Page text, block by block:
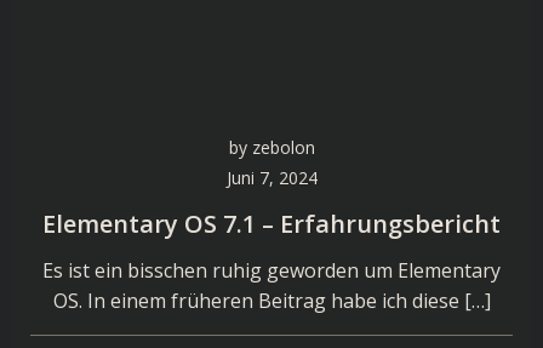
by zebolon
Juni 7, 2024
Elementary OS 7.1 – Erfahrungsbericht
Es ist ein bisschen ruhig geworden um Elementary
OS. In einem früheren Beitrag habe ich diese […]